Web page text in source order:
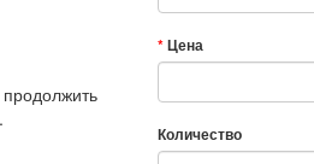
Цена
Количество